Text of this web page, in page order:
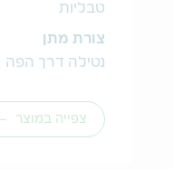
טבליות
צורת מתן
נטילה דרך הפה
צפייה במוצר